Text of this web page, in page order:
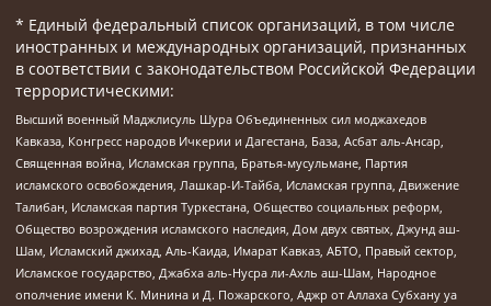
* Единый федеральный список организаций, в том числе
иностранных и международных организаций, признанных
в соответствии с законодательством Российской Федерации
террористическими:
Высший военный Маджлисуль Шура Объединенных сил моджахедов
Кавказа, Конгресс народов Ичкерии и Дагестана, База, Асбат аль-Ансар,
Священная война, Исламская группа, Братья-мусульмане, Партия
исламского освобождения, Лашкар-И-Тайба, Исламская группа, Движение
Талибан, Исламская партия Туркестана, Общество социальных реформ,
Общество возрождения исламского наследия, Дом двух святых, Джунд аш-
Шам, Исламский джихад, Аль-Каида, Имарат Кавказ, АБТО, Правый сектор,
Исламское государство, Джабха аль-Нусра ли-Ахль аш-Шам, Народное
ополчение имени К. Минина и Д. Пожарского, Аджр от Аллаха Субхану уа